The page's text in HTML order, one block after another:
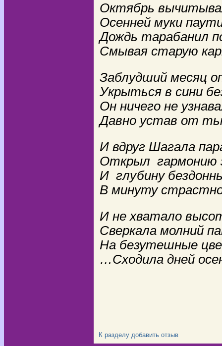
Октябрь
Осенней муки
Дождь тарабанил
Смывая старую
Заблудший месяц
Укрыться в сини
Он ничего не
Давно устав от
И вдруг Шагала
Открыл гармонию
И глубину
В минуту
И не хватало
Сверкала молний
На безутешные
Сходила дней
…
К разделу добавить отзыв